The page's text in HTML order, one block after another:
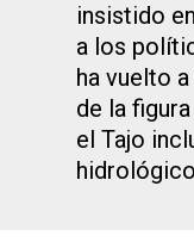
insistido
a los
ha vuelto
de la
el Tajo